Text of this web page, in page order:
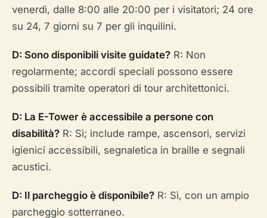
venerdì, dalle 8:00 alle 20:00 per i visitatori; 24 ore
su 24, 7 giorni su 7 per gli inquilini.
D: Sono disponibili visite guidate? R: Non
regolarmente; accordi speciali possono essere
possibili tramite operatori di tour architettonici.
D: La E-Tower è accessibile a persone con
disabilità? R: Sì; include rampe, ascensori, servizi
igienici accessibili, segnaletica in braille e segnali
acustici.
D: Il parcheggio è disponibile? R: Sì, con un ampio
parcheggio sotterraneo.